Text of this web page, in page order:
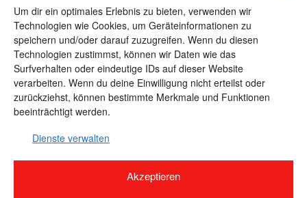
Um dir ein optimales Erlebnis zu bieten, verwenden wir
Technologien wie Cookies, um Geräteinformationen zu
speichern und/oder darauf zuzugreifen. Wenn du diesen
Technologien zustimmst, können wir Daten wie das
Surfverhalten oder eindeutige IDs auf dieser Website
verarbeiten. Wenn du deine Einwilligung nicht erteilst oder
zurückziehst, können bestimmte Merkmale und Funktionen
beeinträchtigt werden.
Dienste verwalten
Akzeptieren
Aktuelles
Das Unternehmen
Leistungen und Produkte
Unsere Produkte
Kontakt
Seitenübersicht